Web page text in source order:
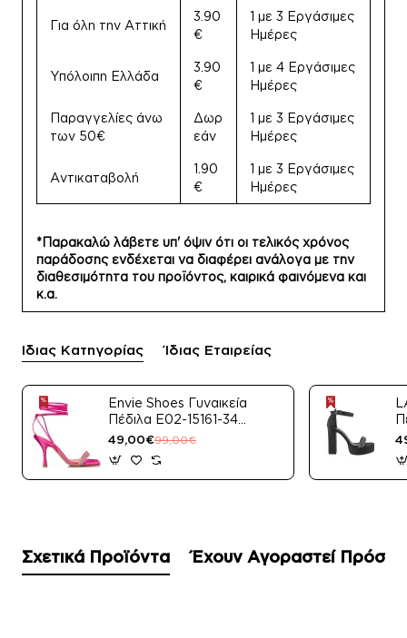
Για όλη την Αττική
3.90
€
1 με 3 Εργάσιμες
Ημέρες
Υπόλοιπη Ελλάδα
3.90
€
1 με 4 Εργάσιμες
Ημέρες
Παραγγελίες άνω
των 50€
Δωρ
εάν
1 με 3 Εργάσιμες
Ημέρες
Αντικαταβολή
1.90
€
1 με 3 Εργάσιμες
Ημέρες
*Παρακαλώ λάβετε υπ' όψιν ότι οι τελικός χρόνος
παράδοσης ενδέχεται να διαφέρει ανάλογα με την
διαθεσιμότητα του προϊόντος, καιρικά φαινόμενα και
κ.α.
Ίδιας Κατηγορίας Ίδιας Εταιρείας
Envie Shoes Γυναικεία
Πέδιλα E02-15161-34
Μαύρο Satin
49,00€99,00€
Σχετικά Προϊόντα Έχουν Αγοραστεί